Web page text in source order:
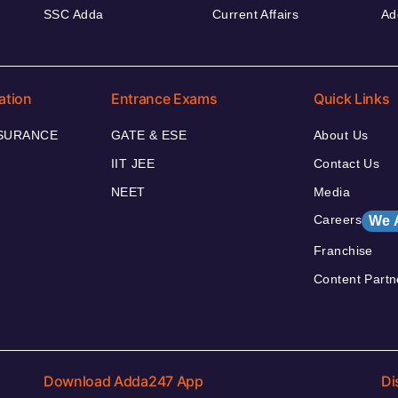
SSC Adda
Current Affairs
Entrance Exams
GATE & ESE
IIT JEE
NEET
Quick Links
About Us
Contact Us
Media
Careers We
Franchise
Content
Download Adda247 App